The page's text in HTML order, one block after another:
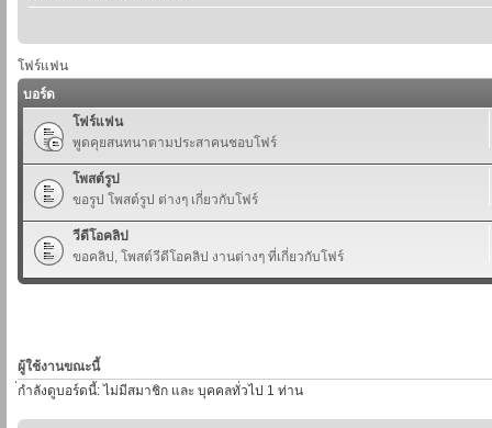
โฟร์แฟน
บอร์ด
โฟร์แฟน
พูดคุยสนทนาตามประสาคนชอบโฟร์
โพสต์รูป
ขอรูป โพสต์รูป ต่างๆ เกี่ยวกับโฟร์
วีดีโอคลิป
ขอคลิป, โพสต์วีดีโอคลิป งานต่างๆ ที่เกี่ยวกับโฟร์
ผู้ใช้งานขณะนี้
่กำลังดูบอร์ดนี้: ไม่มีสมาชิก และ บุคคลทั่วไป 1 ท่าน